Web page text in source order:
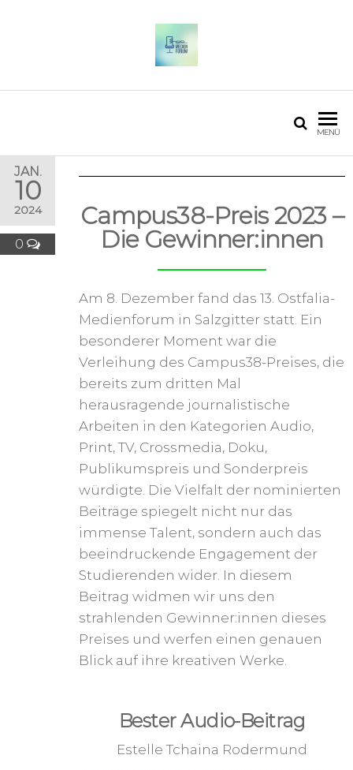
MENÜ
JAN.
10
2024
0
Campus38-Preis 2023 –
Die Gewinner:innen
Am 8. Dezember fand das 13. Ostfalia-
Medienforum in Salzgitter statt. Ein
besonderer Moment war die
Verleihung des Campus38-Preises, die
bereits zum dritten Mal
herausragende journalistische
Arbeiten in den Kategorien Audio,
Print, TV, Crossmedia, Doku,
Publikumspreis und Sonderpreis
würdigte. Die Vielfalt der nominierten
Beiträge spiegelt nicht nur das
immense Talent, sondern auch das
beeindruckende Engagement der
Studierenden wider. In diesem
Beitrag widmen wir uns den
strahlenden Gewinner:innen dieses
Preises und werfen einen genauen
Blick auf ihre kreativen Werke.
Bester Audio-Beitrag
Estelle Tchaina Rodermund